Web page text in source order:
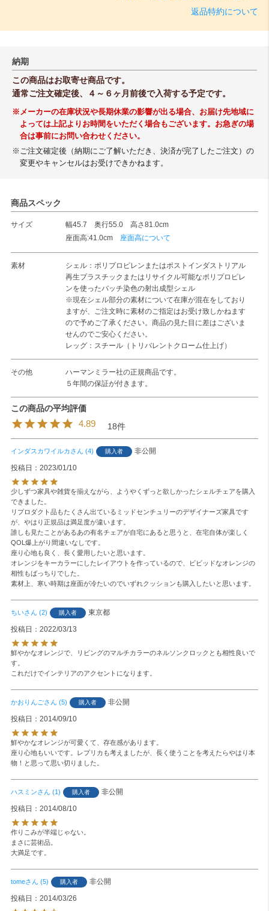
返品特約について
納期
この商品はお取寄せ商品です。
通常ご注文確定後、４～６ヶ月前後で入荷する予定です。
※メーカーの在庫状況や長期休業の影響が出る場合、お届け先地域に
よっては上記よりお時間をいただく場合もございます。お急ぎの場
合は事前にお問い合わせください。
※ご注文確定後（納期にご了解いただき、決済が完了したご注文）の
変更やキャンセルはお受けできかねます。
商品スペック
サイズ
幅45.7 奥行55.0 高さ81.0cm
座面高:41.0cm 座面高について
素材
シェル：ポリプロピレンまたはポストインダストリアル
再生プラスチックまたはリサイクル可能なポリプロピレ
ンを使ったバッチ染色の射出成型シェル
※現在シェル部分の素材について在庫が混在をしており
ますが、ご注文時に素材のご指定はお受け致しかねます
ので予めご了承ください。商品の見た目に差はございま
せんのでご安心ください。
レッグ：スチール（トリバレントクローム仕上げ）
その他
ハーマンミラー社の正規商品です。
５年間の保証が付きます。
4.89 18
インダスカワイルカ 4 購入者
非公開
投稿日
2023/01/10
少しずつ家具や雑貨を揃えながら、ようやくずっと欲しかったシェルチェアを購入
できました。
リプロダクト品もたくさん出ているミッドセンチュリーのデザイナーズ家具です
が、やはり正規品は満足度が違います。
誰しも見たことがあるあの有名チェアが自宅にあると思うと、在宅自体が楽しく
QOL爆上がり間違いなしです。
座り心地も良く、長く愛用したいと思います。
オレンジをキーカラーにしたレイアウトを作っているので、ビビッドなオレンジの
相性もばっちりでした。
素材上、寒い時期は座面が冷たいのでいずれクッションも購入したいと思います。
ちい 2 購入者
東京都
投稿日
2022/03/13
鮮やかなオレンジで、リビングのマルチカラーのネルソンクロックとも相性良いで
す。
これだけでインテリアのアクセントになります。
かおりんご 5 購入者
非公開
投稿日
2014/09/10
鮮やかなオレンジが可愛くて、存在感があります。
座り心地もいいです。レプリカも考えましたが、長く使うことを考えたらやはり本
物！と思って思い切りました。
ハスミン 1 購入者
非公開
投稿日
2014/08/10
作りこみが半端じゃない。
まさに芸術品。
大満足です。
tome 5 購入者
非公開
投稿日
2014/03/26